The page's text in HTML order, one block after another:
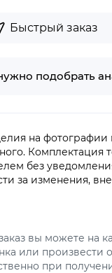
Быстрый заказ
подобрать
на
Комплектация
без
за изменения,
вы можете на
или произвести
при